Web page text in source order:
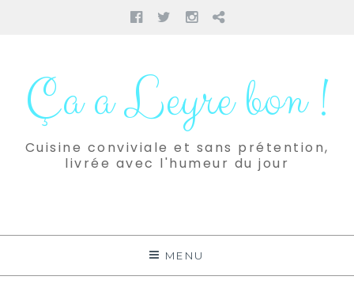
Facebook
TwitterInstagram
Pinterest
contenuÇa a Leyre bon !
Cuisine conviviale et sans prétention,
livrée avec l'humeur du jour
MENU